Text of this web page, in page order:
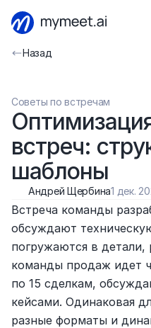
Назад
Советы по встречам
встреч:
шаблоны
Андрей Щербина1 дек.
Встреча команды
обсуждают
погружаются в
команды продаж идет
по 15 сделкам,
кейсами. Одинаковая
разные форматы и